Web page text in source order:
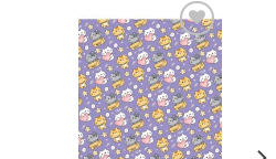
Добавить
в список
желаний